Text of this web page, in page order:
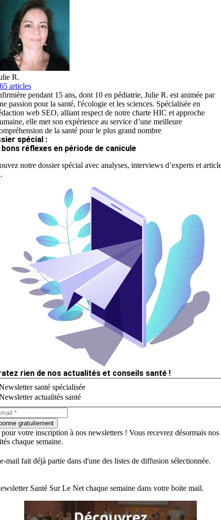
R.
articles
pendant 15 ans, dont 10 en pédiatrie, Julie R. est animée par
passion pour la santé, l'écologie et les sciences. Spécialisée en
web SEO, alliant respect de notre charte HIC et approche
elle met son expérience au service d’une meilleure
de la santé pour le plus grand nombre
spécial :
bons réflexes en période de canicule
notre dossier spécial avec analyses, interviews d’experts et
rien de nos actualités et conseils santé !
santé spécialisée
actualités santé
gratuitement
votre inscription à nos newsletters ! Vous recevrez désormais nos
chaque semaine.
mail fait déjà partie dans d'une des listes de diffusion sélectionnée.
Santé Sur Le Net chaque semaine dans votre boite mail.